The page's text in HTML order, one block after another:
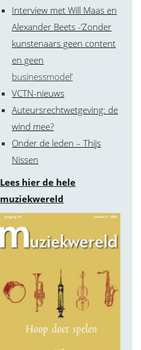
Interview met Will Maas en
Alexander Beets -‘Zonder
kunstenaars geen content
en geen
businessmodel’
VCTN-nieuws
Auteursrechtwetgeving: de
wind mee?
Onder de leden – Thijs
Nissen
Lees hier de hele
muziekwereld